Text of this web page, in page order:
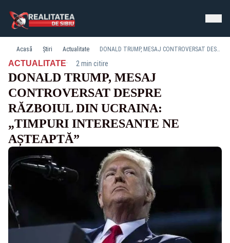
Acasă Știri Actualitate DONALD TRUMP, MESAJ CONTROVERSAT DESPRE RĂZBOIUL DIN UCRAINA: „TIMPURI INTERESANTE NE AȘTEAPTĂ”
ACTUALITATE· 2 min citire
DONALD TRUMP, MESAJ
CONTROVERSAT DESPRE
RĂZBOIUL DIN UCRAINA:
„TIMPURI INTERESANTE NE
AȘTEAPTĂ”